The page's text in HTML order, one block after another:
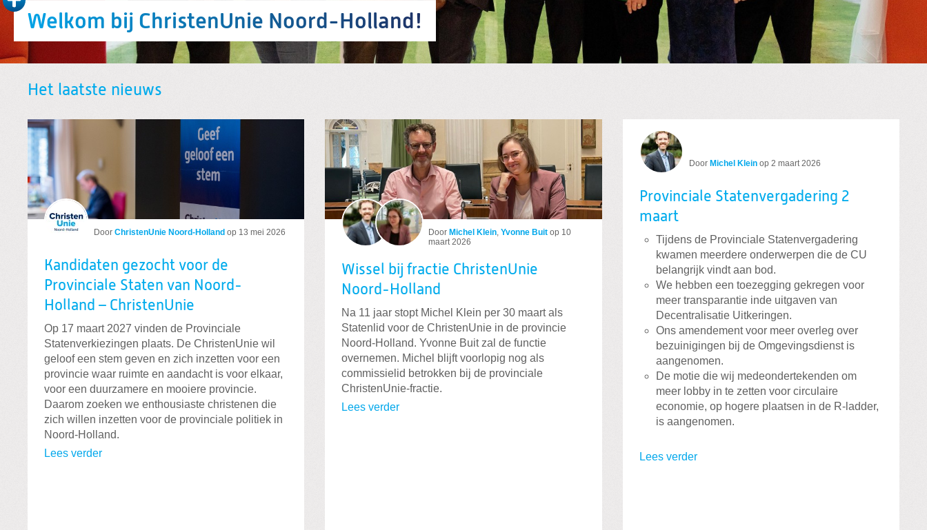
Welkom bij ChristenUnie Noord-Holland!
Het laatste nieuws
Door ChristenUnie Noord-Holland op 13 mei 2026
Kandidaten gezocht voor de
Provinciale Staten van Noord-
Holland – ChristenUnie
Op 17 maart 2027 vinden de Provinciale
Statenverkiezingen plaats. De ChristenUnie wil
geloof een stem geven en zich inzetten voor een
provincie waar ruimte en aandacht is voor elkaar,
voor een duurzamere en mooiere provincie.
Daarom zoeken we enthousiaste christenen die
zich willen inzetten voor de provinciale politiek in
Noord-Holland.
Lees verder
Door Michel Klein,Yvonne Buit op 10
maart 2026
Wissel bij fractie ChristenUnie
Noord-Holland
Na 11 jaar stopt Michel Klein per 30 maart als
Statenlid voor de ChristenUnie in de provincie
Noord-Holland. Yvonne Buit zal de functie
overnemen. Michel blijft voorlopig nog als
commissielid betrokken bij de provinciale
ChristenUnie-fractie.
Lees verder
Door Michel Kleinop 2 maart 2026
Provinciale Statenvergadering 2
maart
Tijdens de Provinciale Statenvergadering
kwamen meerdere onderwerpen die de CU
belangrijk vindt aan bod.
We hebben een toezegging gekregen voor
meer transparantie inde uitgaven van
Decentralisatie Uitkeringen.
Ons amendement voor meer overleg over
bezuinigingen bij de Omgevingsdienst is
aangenomen.
De motie die wij medeondertekenden om
meer lobby in te zetten voor circulaire
economie, op hogere plaatsen in de R-ladder,
is aangenomen.
Lees verder